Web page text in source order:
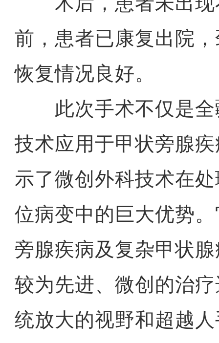
前，患者已康复出院
恢复情况良好。
此次手术不仅是全
技术应用于甲状旁腺
示了微创外科技术在
位病变中的巨大优势
旁腺疾病及复杂甲状
较为先进、微创的治
统放大的视野和超越